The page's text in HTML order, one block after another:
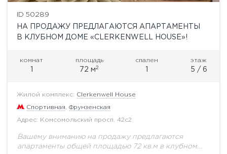
ID 50289
НА ПРОДАЖУ ПРЕДЛАГАЮТСЯ АПАРТАМЕНТЫ
В КЛУБНОМ ДОМЕ «CLERKENWELL HOUSE»!
комнат
1
площадь
72 м2
спален
1
этаж
5 / 6
Жилой комплекс: Clerkenwell House
Спортивная Фрунзенская
Адрес: Комсомольский просп. 42с2
Вашему вниманию на продажу предлагаются
апартаменты общей площадью 72 кв.м в клубном